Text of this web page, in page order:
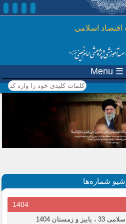
محتوای اصلی
اسلامی
☰ Menu
کلمات کلیدی خود را وارد
کنید
شماره‌ها
1404
و زمستان 1404